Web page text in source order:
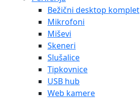
Bežični desktop komplet
Mikrofoni
Miševi
Skeneri
Slušalice
Tipkovnice
USB hub
Web kamere